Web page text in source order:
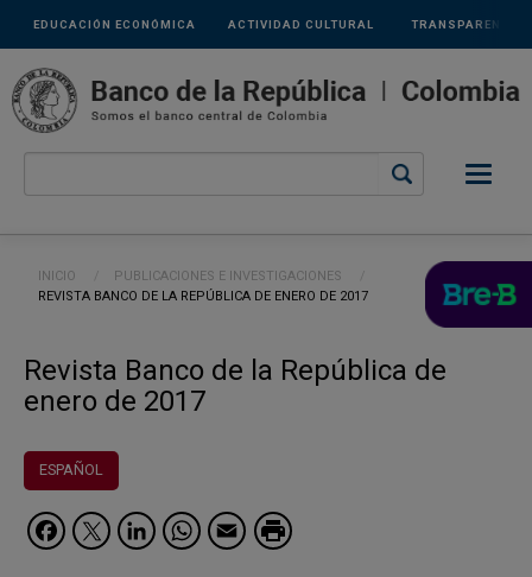
Pasar al contenido principal
Links
secundarios
ACTIVIDAD CULTURAL
EDUCACIÓN ECONÓMICA TRANSPARENCIA
Ruta de navegación
INICIO
PUBLICACIONES E INVESTIGACIONES
CURRENT:
REVISTA BANCO DE LA REPÚBLICA DE ENERO DE 2017
Revista Banco de la República de
enero de 2017
ESPAÑOL
Facebook
Twitter
LinkedIn
WhatsApp
Email